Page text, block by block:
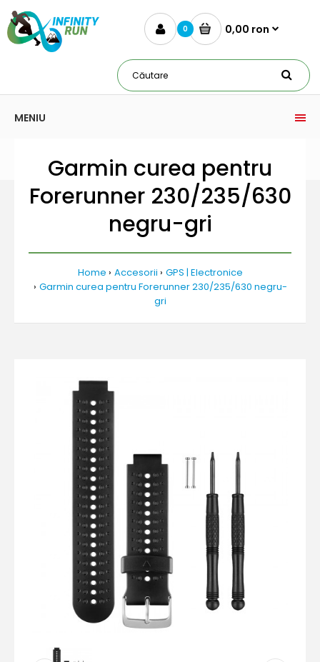
0 0,00 ron
MENIU
Garmin curea pentru
Forerunner 230/235/630
negru-gri
Home Accesorii
GPS | Electronice
Garmin curea pentru Forerunner 230/235/630 negru-
gri